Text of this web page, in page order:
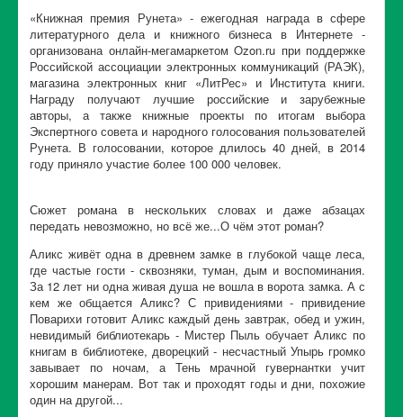
«Книжная премия Рунета» - ежегодная награда в сфере
литературного дела и книжного бизнеса в Интернете -
организована онлайн-мегамаркетом Ozon.ru при поддержке
Российской ассоциации электронных коммуникаций (РАЭК),
магазина электронных книг «ЛитРес» и Института книги.
Награду получают лучшие российские и зарубежные
авторы, а также книжные проекты по итогам выбора
Экспертного совета и народного голосования пользователей
Рунета. В голосовании, которое длилось 40 дней, в 2014
году приняло участие более 100 000 человек.
Сюжет романа в нескольких словах и даже абзацах
передать невозможно, но всё же...О чём этот роман?
Аликс живёт одна в древнем замке в глубокой чаще леса,
где частые гости - сквозняки, туман, дым и воспоминания.
За 12 лет ни одна живая душа не вошла в ворота замка. А с
кем же общается Аликс? С привидениями - привидение
Поварихи готовит Аликс каждый день завтрак, обед и ужин,
невидимый библиотекарь - Мистер Пыль обучает Аликс по
книгам в библиотеке, дворецкий - несчастный Упырь громко
завывает по ночам, а Тень мрачной гувернантки учит
хорошим манерам. Вот так и проходят годы и дни, похожие
один на другой...